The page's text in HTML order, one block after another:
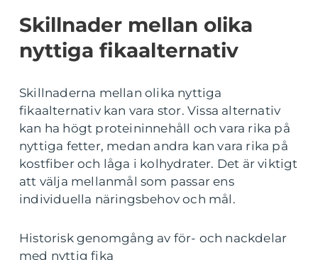
Skillnader mellan olika
nyttiga fikaalternativ
Skillnaderna mellan olika nyttiga
fikaalternativ kan vara stor. Vissa alternativ
kan ha högt proteininnehåll och vara rika på
nyttiga fetter, medan andra kan vara rika på
kostfiber och låga i kolhydrater. Det är viktigt
att välja mellanmål som passar ens
individuella näringsbehov och mål.
Historisk genomgång av för- och nackdelar
med nyttig fika